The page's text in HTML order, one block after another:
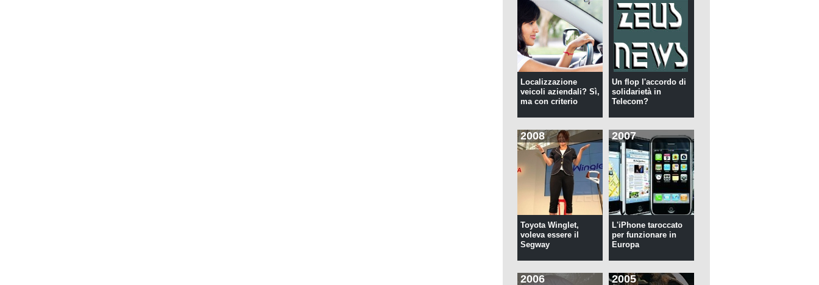
Localizzazione
veicoli aziendali? Sì,
ma con criterio
Un flop l'accordo di
solidarietà in
Telecom?
2008
Toyota Winglet,
voleva essere il
Segway
2007
L'iPhone taroccato
per funzionare in
Europa
2006 2005